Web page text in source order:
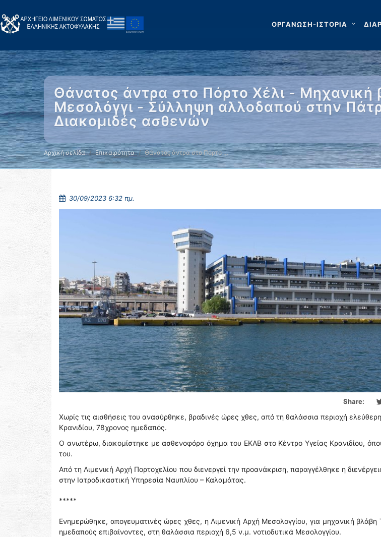
ΟΡΓΑΝΩΣΗ-ΙΣΤΟΡΙΑ
Θάνατος άντρα στο Πόρτο Χέλι -
Μεσολόγγι - Σύλληψη αλλοδαπού στην
Διακομιδές ασθενών
Αρχική σελίδα Επικαιρότητα Θάνατος άντρα στο Πόρτο …
30/09/2023 6:32 πμ.
Share:
Χωρίς τις αισθήσεις του ανασύρθηκε, βραδινές ώρες χθες, από τη θαλάσσια περιοχή
Κρανιδίου, 78χρονος ημεδαπός.
Ο ανωτέρω, διακομίστηκε με ασθενοφόρο όχημα του ΕΚΑΒ στο Κέντρο Υγείας Κρανιδίου,
του.
Από τη Λιμενική Αρχή Πορτοχελίου που διενεργεί την προανάκριση, παραγγέλθηκε η
στην Ιατροδικαστική Υπηρεσία Ναυπλίου – Καλαμάτας.
*****
Ενημερώθηκε, απογευματινές ώρες χθες, η Λιμενική Αρχή Μεσολογγίου, για μηχανική
ημεδαπούς επιβαίνοντες, στη θαλάσσια περιοχή 6,5 ν.μ. νοτιοδυτικά Μεσολογγίου.